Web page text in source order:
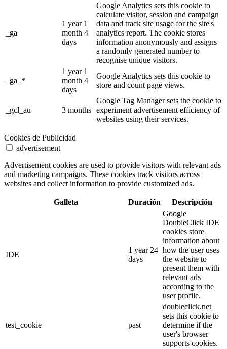
_ga
1 year 1
month 4
days
Google Analytics sets this cookie to
calculate visitor, session and campaign
data and track site usage for the site's
analytics report. The cookie stores
information anonymously and assigns
a randomly generated number to
recognise unique visitors.
_ga_*
1 year 1
month 4
days
Google Analytics sets this cookie to
store and count page views.
_gcl_au 3 months
Google Tag Manager sets the cookie to
experiment advertisement efficiency of
websites using their services.
Cookies de Publicidad
advertisement
Advertisement cookies are used to provide visitors with relevant ads
and marketing campaigns. These cookies track visitors across
websites and collect information to provide customized ads.
Galleta Duración Descripción
IDE
1 year 24
days
Google
DoubleClick IDE
cookies store
information about
how the user uses
the website to
present them with
relevant ads
according to the
user profile.
test_cookie past
doubleclick.net
sets this cookie to
determine if the
user's browser
supports cookies.